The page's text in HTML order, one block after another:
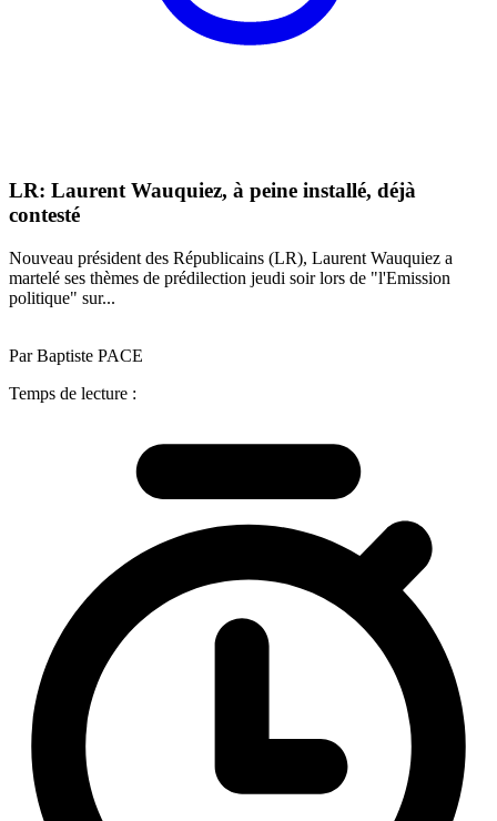
LR: Laurent Wauquiez, à peine installé, déjà
contesté
Nouveau président des Républicains (LR), Laurent Wauquiez a
martelé ses thèmes de prédilection jeudi soir lors de "l'Emission
politique" sur...
Par Baptiste PACE
Temps de lecture :